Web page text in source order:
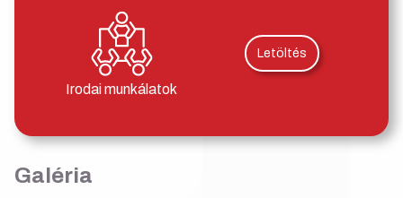
Irodai munkálatok
Letöltés
Galéria